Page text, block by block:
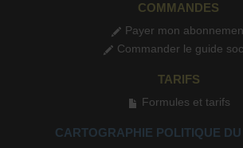
COMMANDES
Payer mon
Commander le guide
TARIFS
Formules et tarifs
CARTOGRAPHIE POLITIQUE